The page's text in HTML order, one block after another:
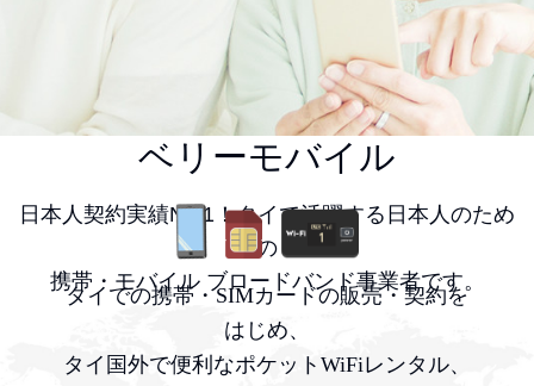
ベリーモバイル
日本人契約実績No.1！タイで活躍する日本人のため
の
携帯・モバイル ブロードバンド事業者です。
タイでの携帯・SIMカードの販売・契約を
はじめ、
タイ国外で便利なポケットWiFiレンタル、